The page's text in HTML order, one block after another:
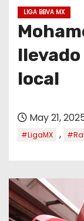
LIGA BBVA MX
local
May 21,
#LigaMX ,